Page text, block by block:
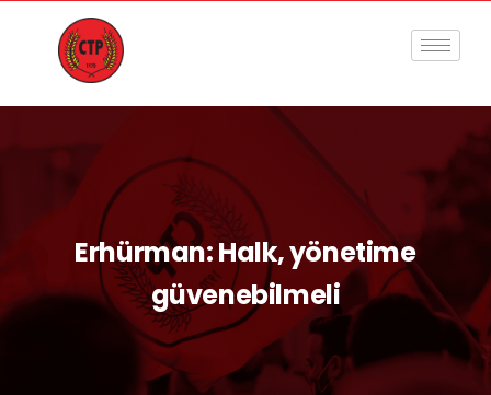
Erhürman: Halk, yönetime
güvenebilmeli